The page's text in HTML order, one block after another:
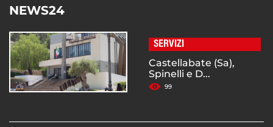
NEWS24
SERVIZI
Castellabate (Sa),
Spinelli e D...
99